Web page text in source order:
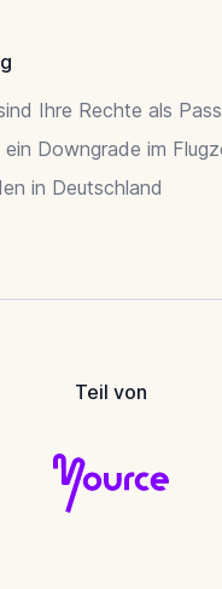
Ihre Rechte als
Downgrade im
in Deutschland
Teil von